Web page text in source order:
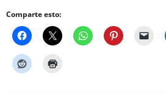
Comparte esto: